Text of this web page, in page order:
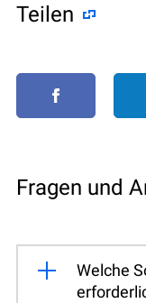
Teilen
Fragen und
Welche